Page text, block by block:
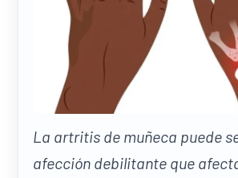
La artritis de muñeca puede
afección debilitante que